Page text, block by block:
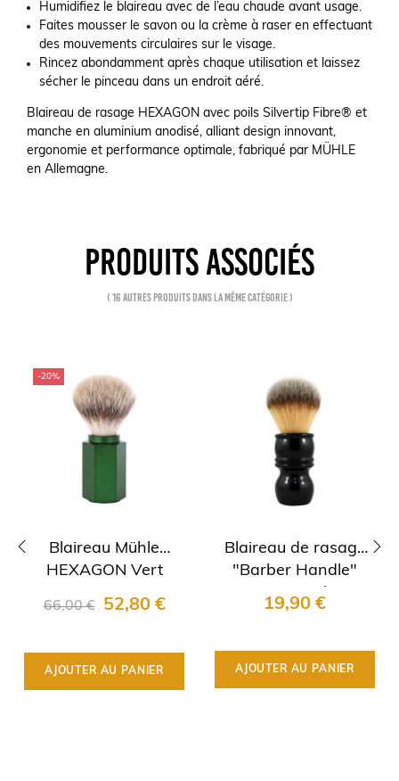
Humidifiez le blaireau avec de l’eau chaude avant usage.
Faites mousser le savon ou la crème à raser en effectuant
des mouvements circulaires sur le visage.
Rincez abondamment après chaque utilisation et laissez
sécher le pinceau dans un endroit aéré.
Blaireau de rasage HEXAGON avec poils Silvertip Fibre® et
manche en aluminium anodisé, alliant design innovant,
ergonomie et performance optimale, fabriqué par MÜHLE
en Allemagne.
PRODUITS ASSOCIÉS
( 16 autres produits dans la même catégorie )
-20%
Blaireau Mühle
HEXAGON Vert
Forest
66,00 € 52,80 €
AJOUTER AU PANIER
Blaireau de rasage
"Barber Handle"
RazoRock
19,90 €
AJOUTER AU PANIER